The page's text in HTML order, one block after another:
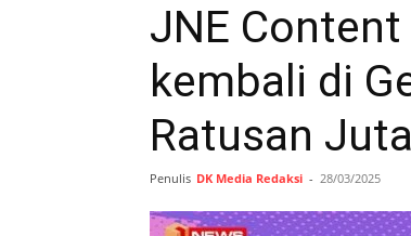
JNE
kembali di
Ratusan
Penulis DK Media Redaksi - 28/03/2025